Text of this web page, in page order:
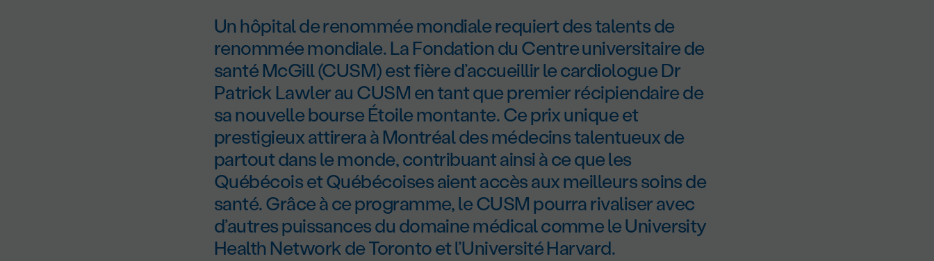
Un hôpital de renommée mondiale requiert des talents de
renommée mondiale. La Fondation du Centre universitaire de
santé McGill (CUSM) est fière d’accueillir le cardiologue Dr
Patrick Lawler au CUSM en tant que premier récipiendaire de
sa nouvelle bourse Étoile montante. Ce prix unique et
prestigieux attirera à Montréal des médecins talentueux de
partout dans le monde, contribuant ainsi à ce que les
Québécois et Québécoises aient accès aux meilleurs soins de
santé. Grâce à ce programme, le CUSM pourra rivaliser avec
d’autres puissances du domaine médical comme le University
Health Network de Toronto et l’Université Harvard.